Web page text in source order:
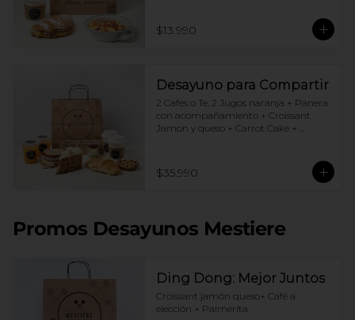
$13.990
Desayuno para Compartir
2 Cafes o Te, 2 Jugos naranja + Panera
con acompañamiento + Croissant
Jamon y queso + Carrot Cake +
$35.990
Promos Desayunos Mestiere
Ding Dong: Mejor Juntos
Croissant jamón queso+ Café a
elección + Palmerita